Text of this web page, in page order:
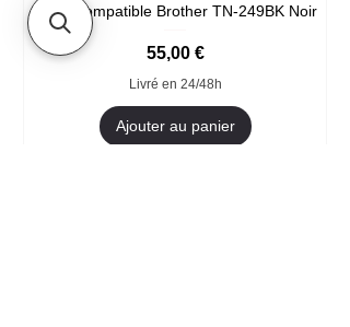
Toner compatible Brother TN-249BK Noir
Prix
55,00 €
Livré en 24/48h
Ajouter au panier